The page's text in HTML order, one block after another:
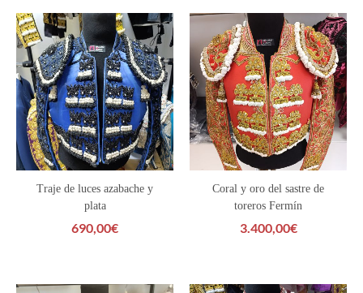
Traje de luces azabache y
plata
690,00€
Coral y oro del sastre de
toreros Fermín
3.400,00€